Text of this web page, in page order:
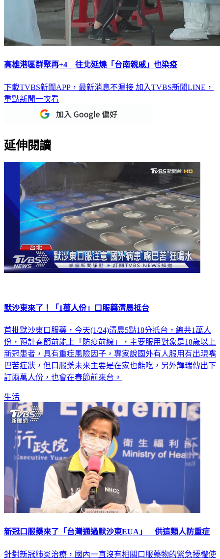
高雄港區群聚再+4 往北延燒「台南親戚」也染疫
下載TVBS新聞APP，最新消息不漏接 加入TVBS新聞LINE，
重點新聞一次看
延伸閱讀
默沙東來了！「1萬人份」口服藥清晨抵台
首批默沙東口服藥，今天(1/24)清晨5點18分抵台，總共1萬人
份，預計春節前能上「防疫前線」，主要服用對象是18歲以上
新冠患者，具有重症風險因子，專家說國外有人服用有出現嘴
巴苦症狀，但口服藥未來主要是在家也能吃，另外輝瑞傳出下
訂兩萬人份，也會在春節前來台。
生活
新冠口服藥來了「台灣通過默沙東EUA」 供這類人防重症
針對新冠肺炎治療，國內一直沒有相關口服藥物的緊急授權使